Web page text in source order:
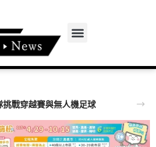
戰穿越賽與無人機足球